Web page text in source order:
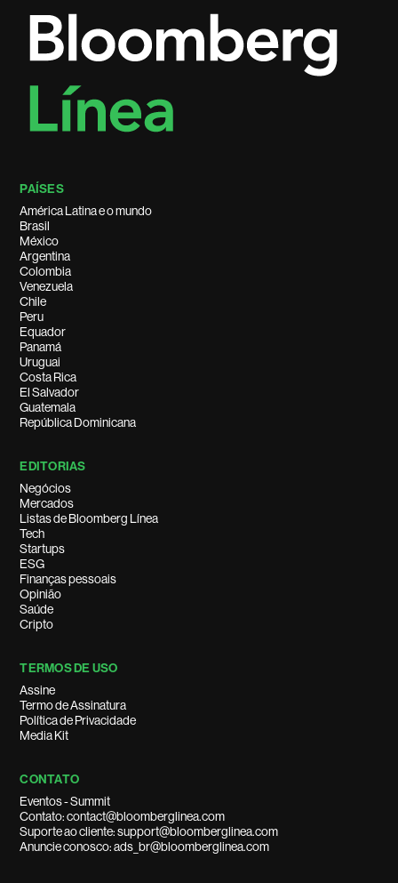
PAÍSES
América Latina e o mundo
Brasil
México
Argentina
Colombia
Venezuela
Chile
Peru
Equador
Panamá
Uruguai
Costa Rica
El Salvador
Guatemala
República Dominicana
EDITORIAS
Negócios
Mercados
Listas de Bloomberg Línea
Tech
Startups
ESG
Finanças pessoais
Opinião
Saúde
Cripto
TERMOS DE USO
Assine
Termo de Assinatura
Política de Privacidade
Media Kit
CONTATO
Eventos - Summit
Contato: contact@bloomberglinea.com
Suporte ao cliente: support@bloomberglinea.com
Anuncie conosco: ads_br@bloomberglinea.com